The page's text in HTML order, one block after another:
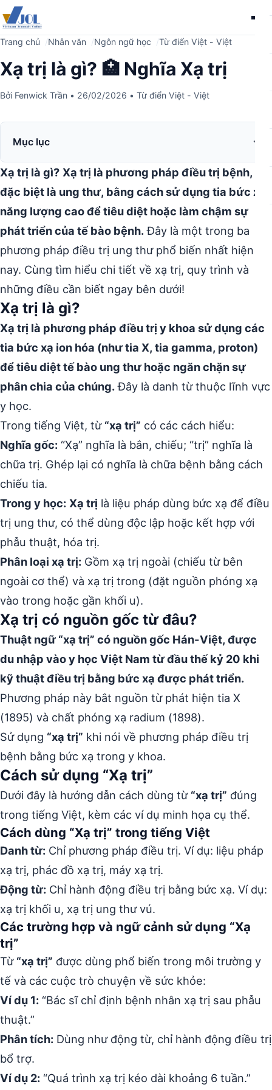
Trang chủ Nhân văn Ngôn ngữ học Từ điển Việt - Việt
Xạ trị là gì? 🏥 Nghĩa Xạ trị
Bởi Fenwick Trần • 26/02/2026 • Từ điển Việt - Việt
Mục lục
Xạ trị là gì? Xạ trị là phương pháp điều trị bệnh,
đặc biệt là ung thư, bằng cách sử dụng tia bức xạ
năng lượng cao để tiêu diệt hoặc làm chậm sự
phát triển của tế bào bệnh.Đây là một trong ba
phương pháp điều trị ung thư phổ biến nhất hiện
nay. Cùng tìm hiểu chi tiết về xạ trị, quy trình và
những điều cần biết ngay bên dưới!
Xạ trị là gì?
Xạ trị là phương pháp điều trị y khoa sử dụng các
tia bức xạ ion hóa (như tia X, tia gamma, proton)
để tiêu diệt tế bào ung thư hoặc ngăn chặn sự
phân chia của chúng.Đây là danh từ thuộc lĩnh vực
y học.
Trong tiếng Việt, từ “xạ trị” có các cách hiểu:
Nghĩa gốc: “Xạ” nghĩa là bắn, chiếu; “trị” nghĩa là
chữa trị. Ghép lại có nghĩa là chữa bệnh bằng cách
chiếu tia.
Trong y học: Xạ trị là liệu pháp dùng bức xạ để điều
trị ung thư, có thể dùng độc lập hoặc kết hợp với
phẫu thuật, hóa trị.
Phân loại xạ trị: Gồm xạ trị ngoài (chiếu từ bên
ngoài cơ thể) và xạ trị trong (đặt nguồn phóng xạ
vào trong hoặc gần khối u).
Xạ trị có nguồn gốc từ đâu?
Thuật ngữ “xạ trị” có nguồn gốc Hán-Việt, được
du nhập vào y học Việt Nam từ đầu thế kỷ 20 khi
kỹ thuật điều trị bằng bức xạ được phát triển.
Phương pháp này bắt nguồn từ phát hiện tia X
(1895) và chất phóng xạ radium (1898).
Sử dụng “xạ trị” khi nói về phương pháp điều trị
bệnh bằng bức xạ trong y khoa.
Cách sử dụng “Xạ trị”
Dưới đây là hướng dẫn cách dùng từ “xạ trị” đúng
trong tiếng Việt, kèm các ví dụ minh họa cụ thể.
Cách dùng “Xạ trị” trong tiếng Việt
Danh từ: Chỉ phương pháp điều trị. Ví dụ: liệu pháp
xạ trị, phác đồ xạ trị, máy xạ trị.
Động từ: Chỉ hành động điều trị bằng bức xạ. Ví dụ:
xạ trị khối u, xạ trị ung thư vú.
Các trường hợp và ngữ cảnh sử dụng “Xạ
trị”
Từ “xạ trị” được dùng phổ biến trong môi trường y
tế và các cuộc trò chuyện về sức khỏe:
Ví dụ 1: “Bác sĩ chỉ định bệnh nhân xạ trị sau phẫu
thuật.”
Phân tích: Dùng như động từ, chỉ hành động điều trị
bổ trợ.
Ví dụ 2: “Quá trình xạ trị kéo dài khoảng 6 tuần.”